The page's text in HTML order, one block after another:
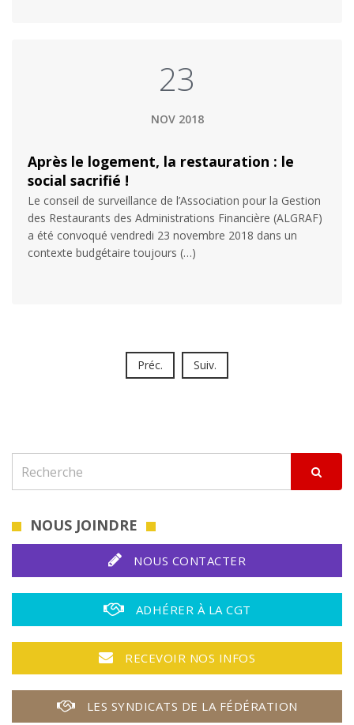
23
NOV 2018
Après le logement, la restauration : le
social sacrifié !
Le conseil de surveillance de l’Association pour la Gestion
des Restaurants des Administrations Financière (ALGRAF)
a été convoqué vendredi 23 novembre 2018 dans un
contexte budgétaire toujours (…)
Préc. Suiv.
NOUS JOINDRE
NOUS CONTACTER
ADHÉRER À LA CGT
RECEVOIR NOS INFOS
LES SYNDICATS DE LA FÉDÉRATION